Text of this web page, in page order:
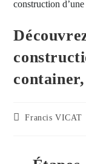
Francis VICAT